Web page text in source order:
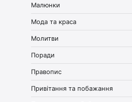
Малюнки
Мода та краса
Молитви
Поради
Правопис
Привітання та побажання